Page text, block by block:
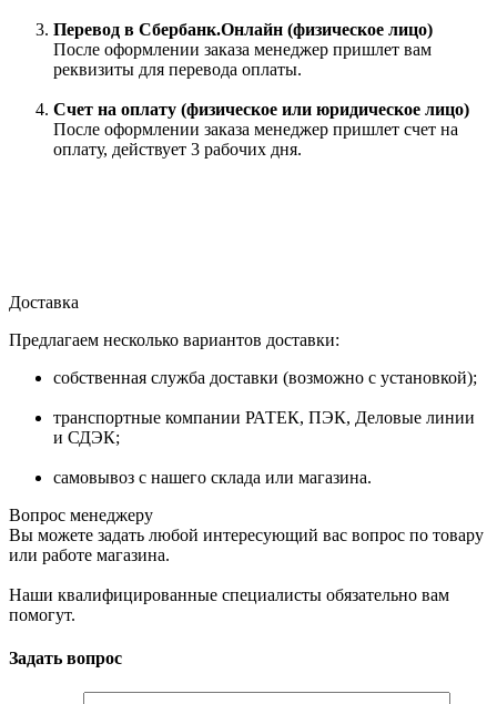
Перевод в Сбербанк.Онлайн (физическое лицо)
После оформлении заказа менеджер пришлет вам
реквизиты для перевода оплаты.
Счет на оплату (физическое или юридическое лицо)
После оформлении заказа менеджер пришлет счет на
оплату, действует 3 рабочих дня.
Доставка
Предлагаем несколько вариантов доставки:
собственная служба доставки (возможно с установкой);
транспортные компании РАТЕК, ПЭК, Деловые линии
и СДЭК;
самовывоз с нашего склада или магазина.
Вопрос менеджеру
Вы можете задать любой интересующий вас вопрос по товару
или работе магазина.
Наши квалифицированные специалисты обязательно вам
помогут.
Задать вопрос